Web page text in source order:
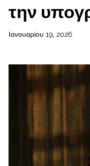
την
Ιανουαρίου 19, 2026